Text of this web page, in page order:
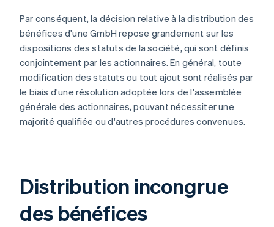
Par conséquent, la décision relative à la distribution des
bénéfices d'une GmbH repose grandement sur les
dispositions des statuts de la société, qui sont définis
conjointement par les actionnaires. En général, toute
modification des statuts ou tout ajout sont réalisés par
le biais d'une résolution adoptée lors de l'assemblée
générale des actionnaires, pouvant nécessiter une
majorité qualifiée ou d'autres procédures convenues.
Distribution incongrue
des bénéfices